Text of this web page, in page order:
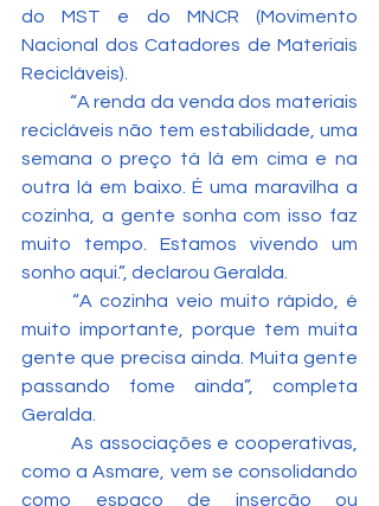
do MST e do MNCR (Movimento
Nacional dos Catadores de Materiais
Recicláveis).
recicláveis não tem estabilidade, uma
semana o preço tá lá em cima e na
outra lá em baixo. É uma maravilha a
cozinha, a gente sonha com isso faz
muito tempo. Estamos vivendo um
sonho aqui.”, declarou Geralda.
	“A cozinha veio muito rápido, é
muito importante, porque tem muita
gente que precisa ainda. Muita gente
passando fome ainda”, completa
Geralda.
como a Asmare, vem se consolidando
como espaço de inserção ou